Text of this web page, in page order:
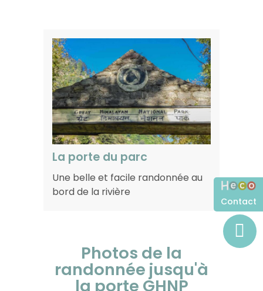
La porte du parc
Une belle et facile randonnée au
bord de la rivière
Photos de la
randonnée jusqu'à
la porte GHNP
Contact